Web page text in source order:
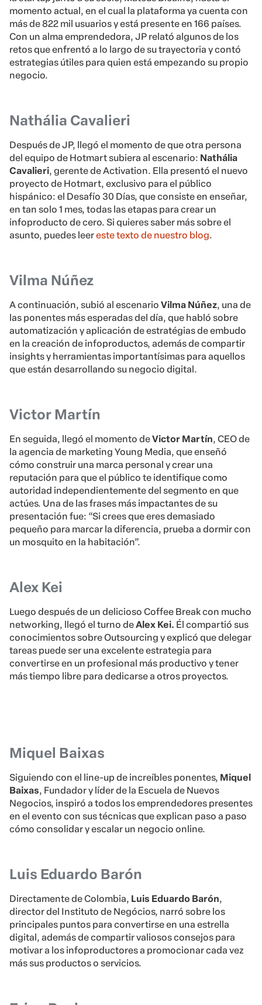
momento actual, en el cual la plataforma ya cuenta con
más de 822 mil usuarios y está presente en 166 países.
Con un alma emprendedora, JP relató algunos de los
retos que enfrentó a lo largo de su trayectoria y contó
estrategias útiles para quien está empezando su propio
negocio.
Nathália Cavalieri
Después de JP, llegó el momento de que otra persona
del equipo de Hotmart subiera al escenario: Nathália
Cavalieri, gerente de Activation. Ella presentó el nuevo
proyecto de Hotmart, exclusivo para el público
hispánico: el Desafío 30 Días, que consiste en enseñar,
en tan solo 1 mes, todas las etapas para crear un
infoproducto de cero. Si quieres saber más sobre el
asunto, puedes leereste texto de nuestro blog.
Vilma Núñez
A continuación, subió al escenario Vilma Núñez, una de
las ponentes más esperadas del día, que habló sobre
automatización y aplicación de estratégias de embudo
en la creación de infoproductos, además de compartir
insights y herramientas importantísimas para aquellos
que están desarrollando su negocio digital.
Victor Martín
En seguida, llegó el momento deVictor Martín, CEO de
la agencia de marketing Young Media, que enseñó
cómo construir una marca personal y crear una
reputación para que el público te identifique como
autoridad independientemente del segmento en que
actúes. Una de las frases más impactantes de su
presentación fue: “Si crees que eres demasiado
pequeño para marcar la diferencia, prueba a dormir con
un mosquito en la habitación”.
Alex Kei
Luego después de un delicioso Coffee Break con mucho
networking, llegó el turno deAlex Kei. Él compartió sus
conocimientos sobre Outsourcing y explicó que delegar
tareas puede ser una excelente estrategia para
convertirse en un profesional más productivo y tener
más tiempo libre para dedicarse a otros proyectos.
Miquel Baixas
Siguiendo con el line-up de increíbles ponentes, Miquel
Baixas, Fundador y líder de la Escuela de Nuevos
Negocios, inspiró a todos los emprendedores presentes
en el evento con sus técnicas que explican paso a paso
cómo consolidar y escalar un negocio online.
Luis Eduardo Barón
Directamente de Colombia, Luis Eduardo Barón,
director del Instituto de Negócios, narró sobre los
principales puntos para convertirse en una estrella
digital, además de compartir valiosos consejos para
motivar a los infoproductores a promocionar cada vez
más sus productos o servicios.